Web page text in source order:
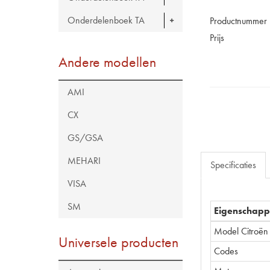
Onderdelenboek TA
Andere modellen
AMI
CX
GS/GSA
MEHARI
VISA
SM
Universele producten
Productnummer
Prijs
Specificaties
Model Citroën
Codes